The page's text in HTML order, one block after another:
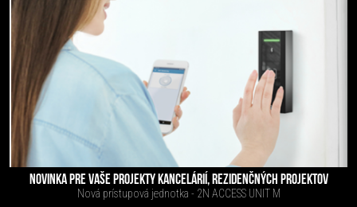
NOVINKA PRE VAŠE PROJEKTY KANCELÁRIÍ, REZIDENČNÝCH PROJEKTOV
Nová prístupová jednotka - 2N ACCESS UNIT M